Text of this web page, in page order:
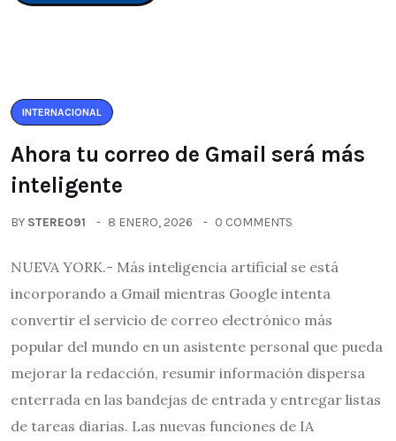
INTERNACIONAL
Ahora tu correo de Gmail será más
inteligente
BY STEREO91 8 ENERO, 2026 0 COMMENTS
NUEVA YORK.- Más inteligencia artificial se está
incorporando a Gmail mientras Google intenta
convertir el servicio de correo electrónico más
popular del mundo en un asistente personal que pueda
mejorar la redacción, resumir información dispersa
enterrada en las bandejas de entrada y entregar listas
de tareas diarias. Las nuevas funciones de IA